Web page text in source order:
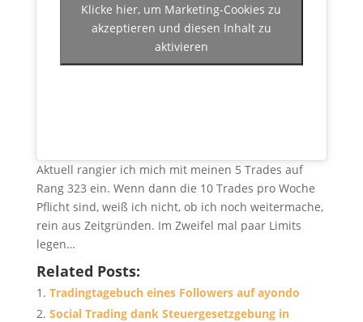
Klicke hier, um Marketing-Cookies zu
akzeptieren und diesen Inhalt zu
aktivieren
Aktuell rangier ich mich mit meinen 5 Trades auf
Rang 323 ein. Wenn dann die 10 Trades pro Woche
Pflicht sind, weiß ich nicht, ob ich noch weitermache,
rein aus Zeitgründen. Im Zweifel mal paar Limits
legen…
Related Posts:
Tradingtagebuch eines Followers auf ayondo
Social Trading dank Steuergesetzgebung in